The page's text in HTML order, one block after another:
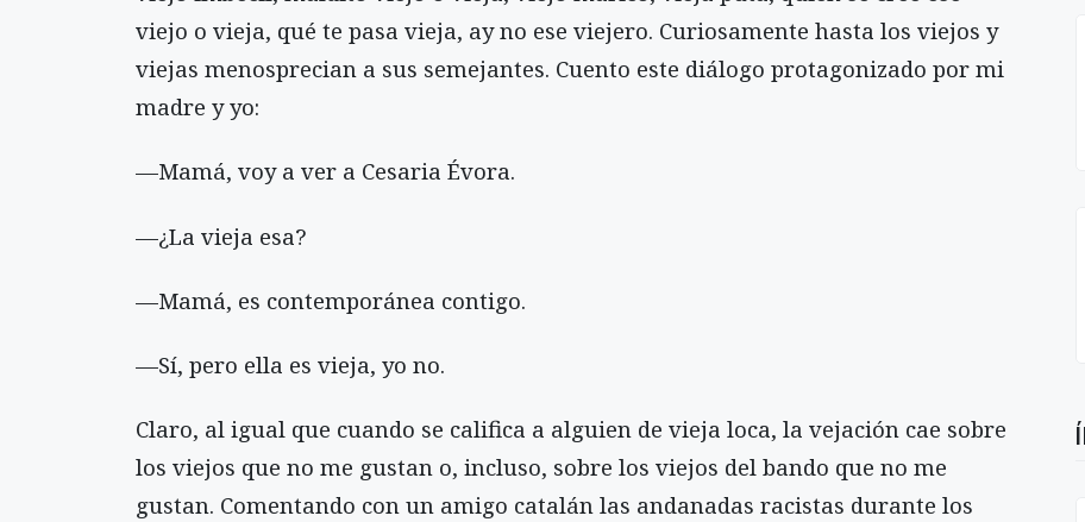
viejo o vieja, qué te pasa vieja, ay no ese viejero. Curiosamente hasta los viejos y
viejas menosprecian a sus semejantes. Cuento este diálogo protagonizado por mi
madre y yo:
—Mamá, voy a ver a Cesaria Évora.
—¿La vieja esa?
—Mamá, es contemporánea contigo.
—Sí, pero ella es vieja, yo no.
Claro, al igual que cuando se califica a alguien de vieja loca, la vejación cae sobre
los viejos que no me gustan o, incluso, sobre los viejos del bando que no me
gustan. Comentando con un amigo catalán las andanadas racistas durante los